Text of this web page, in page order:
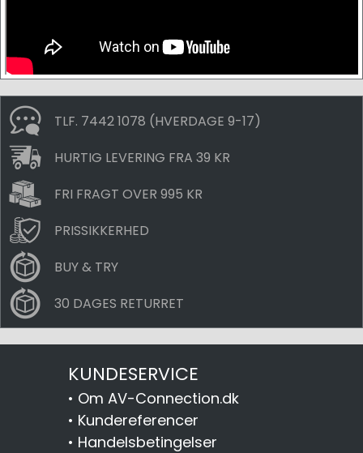
TLF. 7442 1078 (HVERDAGE 9-17)
HURTIG LEVERING FRA 39 KR
FRI FRAGT OVER 995 KR
PRISSIKKERHED
BUY & TRY
30 DAGES RETURRET
KUNDESERVICE
• Om AV-Connection.dk
• Kundereferencer
• Handelsbetingelser